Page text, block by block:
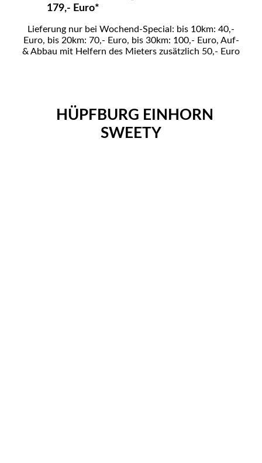
179,- Euro*
Lieferung nur bei Wochend-Special: bis 10km: 40,-
Euro, bis 20km: 70,- Euro, bis 30km: 100,- Euro, Auf-
& Abbau mit Helfern des Mieters zusätzlich 50,- Euro
HÜPFBURG EINHORN
SWEETY